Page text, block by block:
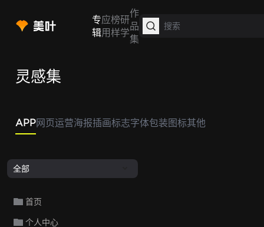
专
辑
应
用
榜
样
研
学
作
品
集
灵感集
APP网页运营海报插画标志字体包装图标其他
全部
首页
个人中心